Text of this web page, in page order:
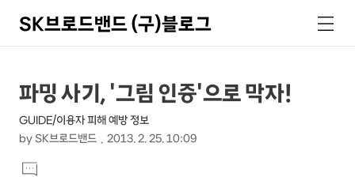
SK브로드밴드 (구)블로그
색
메
뉴
상
세
컨
텐
본
제
목
파밍 사기, '그림 인증'으로 막자!
GUIDE/이용자 피해 예방 정보
by SK브로드밴드 2013. 2. 25. 10:09
문
댓
글